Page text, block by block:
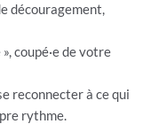
découragement,
coupé·e de votre
reconnecter à ce qui
rythme.